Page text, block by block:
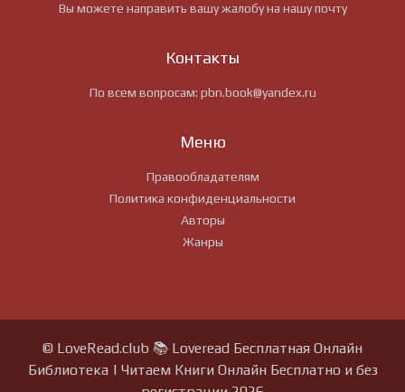
Вы можете направить вашу жалобу на нашу почту
Контакты
По всем вопросам: pbn.book@yandex.ru
Меню
Правообладателям
Политика конфиденциальности
Авторы
Жанры
© LoveRead.club 📚 Loveread Бесплатная Онлайн
Библиотека | Читаем Книги Онлайн Бесплатно и без